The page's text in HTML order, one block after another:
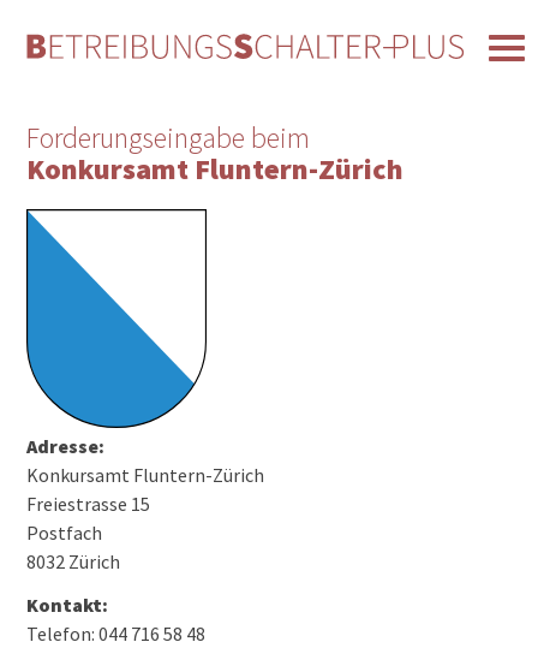
Forderungseingabe beim
Konkursamt Fluntern-Zürich
Adresse:
Konkursamt Fluntern-Zürich
Freiestrasse 15
Postfach
8032 Zürich
Kontakt:
Telefon: 044 716 58 48